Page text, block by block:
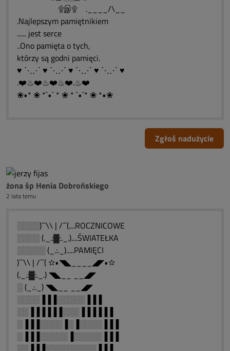
۩இ۩ .____/\__
.Najlepszym pamiętnikiem
...... jest serce
..Ono pamięta o tych,
którzy są godni pamięci.
♥ ⋱⋰ ♥ ⋱⋰ ♥ ⋱⋰ ♥ ⋱⋰ ♥
.❤️♨❤️♨❤️♨❤️.♨❤️
❀•* ❀ *`•` * ❀ * `•`* ❀ *•❀
Zgłoś nadużycie
żona śp Henia Dobrońskiego
2 lata temu
░░░░)¯`\\ | /´¯(....ROCZNICOWE
░░░░ (._.:▓:._.)....ŚWIATEŁKA
░░░░░ (_.:._).....PAMIĘCI
)¯`\\ | /´¯( ✫•◥◣____◢◤•✫
(._.:▓:._.) ◥◣__ __◢◤
░ (_.:._) ◥◣__ __◢◤
░░░░▐▐▐░░░░░▐▐▐
░░▐▐▐▐▐▐░░░▐▐▐▐▐▐
░▐▐▐░░░░▐░▐░░░░▐▐▐
░▐▐▐░░░░░▐░░░░░▐▐▐
░░▐▐▐░░░░░░░░░▐▐▐